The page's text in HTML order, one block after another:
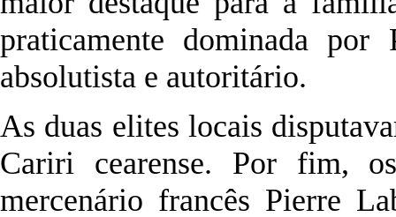
praticamente dominada
absolutista e autoritário.
As duas elites locais
Cariri cearense. Por fim,
mercenário francês Pierre